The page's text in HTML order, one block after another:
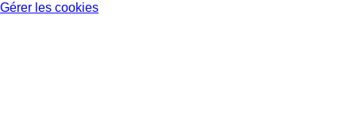
Gérer les cookies